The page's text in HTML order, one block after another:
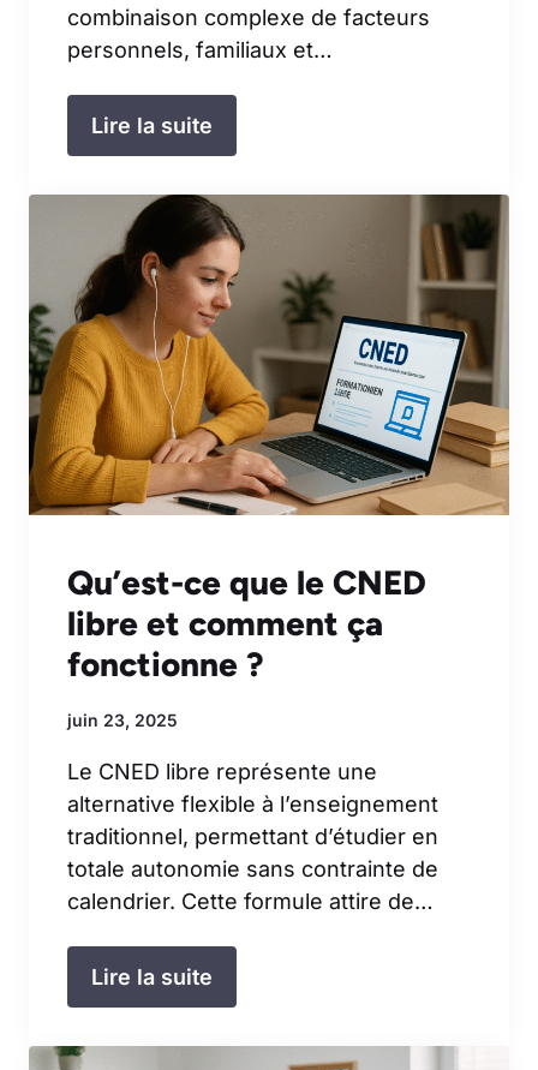
combinaison complexe de facteurs
personnels, familiaux et…
Lire la suite
Qu’est-ce que le CNED
libre et comment ça
fonctionne ?
juin 23, 2025
Le CNED libre représente une
alternative flexible à l’enseignement
traditionnel, permettant d’étudier en
totale autonomie sans contrainte de
calendrier. Cette formule attire de…
Lire la suite